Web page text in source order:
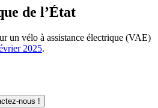
de l’État
un vélo à assistance électrique (VAE)
2025.
nous !